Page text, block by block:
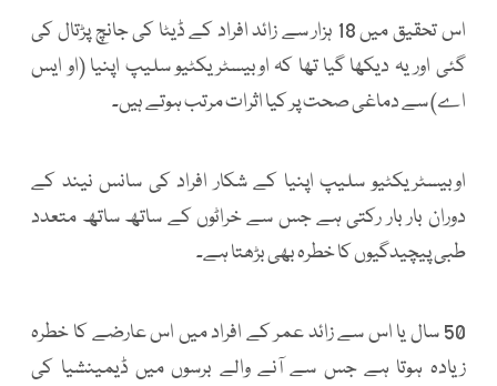
اس تحقیق میں 18 ہزار سے زائد افراد کے ڈیٹا کی جانچ پڑتال کی
گئی اور یہ دیکھا گیا تھا کہ اوبیسٹریکٹیو سلیپ اپنیا (او ایس
اے) سے دماغی صحت پر کیا اثرات مرتب ہوتے ہیں۔
اوبیسٹریکٹیو سلیپ اپنیا کے شکار افراد کی سانس نیند کے
دوران بار بار رکتی ہے جس سے خراٹوں کے ساتھ ساتھ متعدد
طبی پیچیدگیوں کا خطرہ بھی بڑھتا ہے۔
50 سال یا اس سے زائد عمر کے افراد میں اس عارضے کا خطرہ
زیادہ ہوتا ہے جس سے آنے والے برسوں میں ڈیمینشیا کی